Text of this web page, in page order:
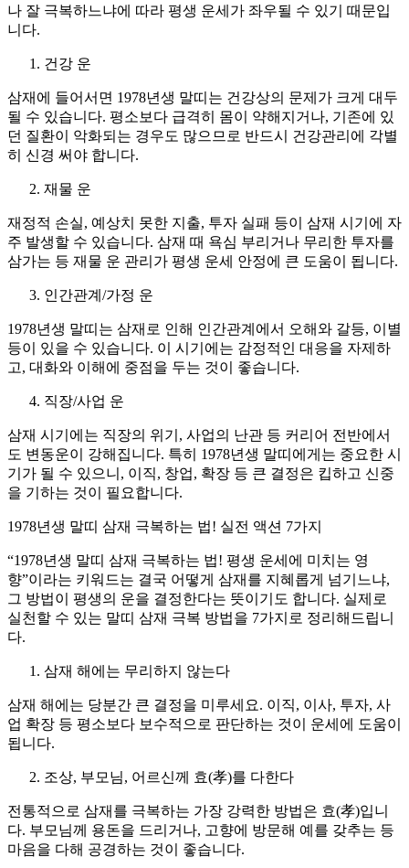
나 잘 극복하느냐에 따라 평생 운세가 좌우될 수 있기 때문입
니다.
건강 운
삼재에 들어서면 1978년생 말띠는 건강상의 문제가 크게 대두
될 수 있습니다. 평소보다 급격히 몸이 약해지거나, 기존에 있
던 질환이 악화되는 경우도 많으므로 반드시 건강관리에 각별
히 신경 써야 합니다.
재물 운
재정적 손실, 예상치 못한 지출, 투자 실패 등이 삼재 시기에 자
주 발생할 수 있습니다. 삼재 때 욕심 부리거나 무리한 투자를
삼가는 등 재물 운 관리가 평생 운세 안정에 큰 도움이 됩니다.
인간관계/가정 운
1978년생 말띠는 삼재로 인해 인간관계에서 오해와 갈등, 이별
등이 있을 수 있습니다. 이 시기에는 감정적인 대응을 자제하
고, 대화와 이해에 중점을 두는 것이 좋습니다.
직장/사업 운
삼재 시기에는 직장의 위기, 사업의 난관 등 커리어 전반에서
도 변동운이 강해집니다. 특히 1978년생 말띠에게는 중요한 시
기가 될 수 있으니, 이직, 창업, 확장 등 큰 결정은 킵하고 신중
을 기하는 것이 필요합니다.
1978년생 말띠 삼재 극복하는 법! 실전 액션 7가지
“1978년생 말띠 삼재 극복하는 법! 평생 운세에 미치는 영
향”이라는 키워드는 결국 어떻게 삼재를 지혜롭게 넘기느냐,
그 방법이 평생의 운을 결정한다는 뜻이기도 합니다. 실제로
실천할 수 있는 말띠 삼재 극복 방법을 7가지로 정리해드립니
다.
삼재 해에는 무리하지 않는다
삼재 해에는 당분간 큰 결정을 미루세요. 이직, 이사, 투자, 사
업 확장 등 평소보다 보수적으로 판단하는 것이 운세에 도움이
됩니다.
조상, 부모님, 어르신께 효(孝)를 다한다
전통적으로 삼재를 극복하는 가장 강력한 방법은 효(孝)입니
다. 부모님께 용돈을 드리거나, 고향에 방문해 예를 갖추는 등
마음을 다해 공경하는 것이 좋습니다.